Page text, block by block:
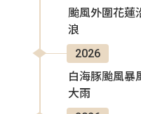
颱風外圍花蓮
浪
2026
白海豚颱風暴
大雨